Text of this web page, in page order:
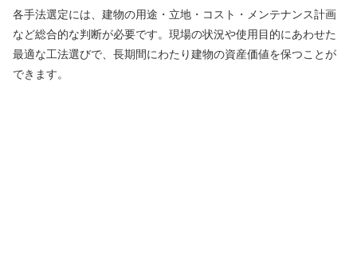
各手法選定には、建物の用途・立地・コスト・メンテナンス計画
など総合的な判断が必要です。現場の状況や使用目的にあわせた
最適な工法選びで、長期間にわたり建物の資産価値を保つことが
できます。